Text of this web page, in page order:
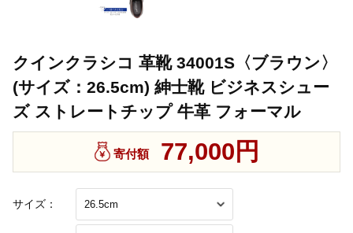
クインクラシコ 革靴 34001S〈ブラウン〉
(サイズ：26.5cm) 紳士靴 ビジネスシュー
ズ ストレートチップ 牛革 フォーマル
サイズ：
寄付額 77,000円